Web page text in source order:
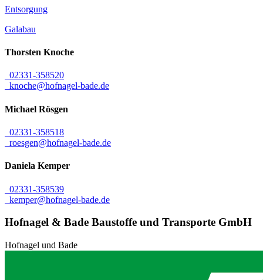
Entsorgung
Galabau
Thorsten Knoche
02331-358520
knoche@hofnagel-bade.de
Michael Rösgen
02331-358518
roesgen@hofnagel-bade.de
Daniela Kemper
02331-358539
kemper@hofnagel-bade.de
Hofnagel & Bade Baustoffe und Transporte GmbH
Hofnagel und Bade